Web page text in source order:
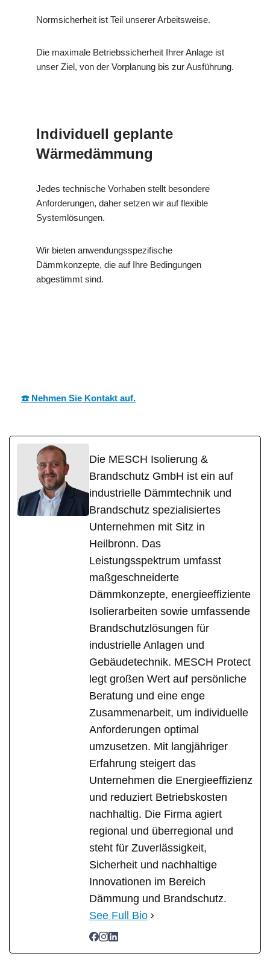
Normsicherheit ist Teil unserer Arbeitsweise.
Die maximale Betriebssicherheit Ihrer Anlage ist
unser Ziel, von der Vorplanung bis zur Ausführung.
Individuell geplante
Wärmedämmung
Jedes technische Vorhaben stellt besondere
Anforderungen, daher setzen wir auf flexible
Systemlösungen.
Wir bieten anwendungsspezifische
Dämmkonzepte, die auf Ihre Bedingungen
abgestimmt sind.
☎️ Nehmen Sie Kontakt auf.
Die MESCH Isolierung &
Brandschutz GmbH ist ein auf
industrielle Dämmtechnik und
Brandschutz spezialisiertes
Unternehmen mit Sitz in
Heilbronn. Das
Leistungsspektrum umfasst
maßgeschneiderte
Dämmkonzepte, energieeffiziente
Isolierarbeiten sowie umfassende
Brandschutzlösungen für
industrielle Anlagen und
Gebäudetechnik. MESCH Protect
legt großen Wert auf persönliche
Beratung und eine enge
Zusammenarbeit, um individuelle
Anforderungen optimal
umzusetzen. Mit langjähriger
Erfahrung steigert das
Unternehmen die Energieeffizienz
und reduziert Betriebskosten
nachhaltig. Die Firma agiert
regional und überregional und
steht für Zuverlässigkeit,
Sicherheit und nachhaltige
Innovationen im Bereich
Dämmung und Brandschutz.
See Full Bio